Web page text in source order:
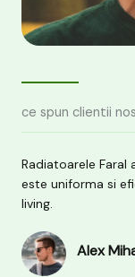
ce spun clientii
Radiatoarele Faral
este uniforma si
living.
Alex